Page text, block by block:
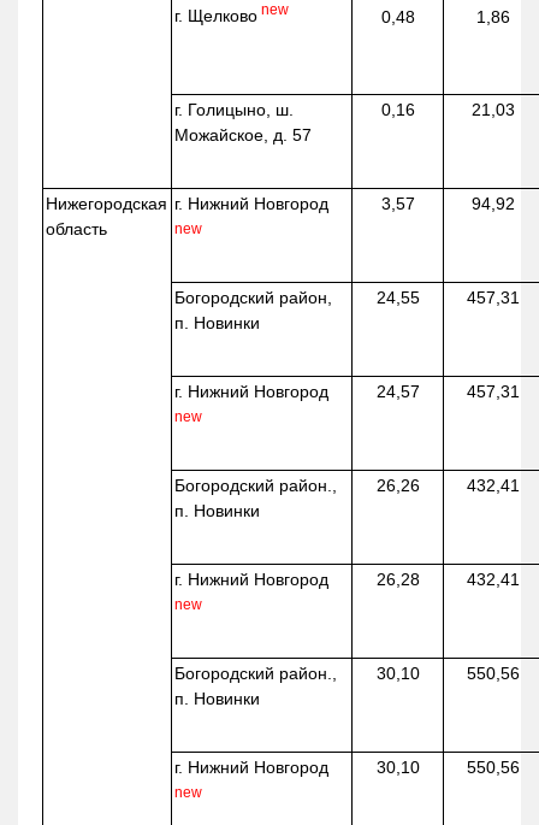
г. Щелково new 0,48 1,86
г. Голицыно, ш.
Можайское, д. 57
0,16 21,03
Нижегородская
область
г. Нижний Новгород
new
3,57 94,92
Богородский район,
п. Новинки
24,55 457,31
г. Нижний Новгород
new
24,57 457,31
Богородский район.,
п. Новинки
26,26 432,41
г. Нижний Новгород
new
26,28 432,41
Богородский район.,
п. Новинки
30,10 550,56
г. Нижний Новгород
new
30,10 550,56